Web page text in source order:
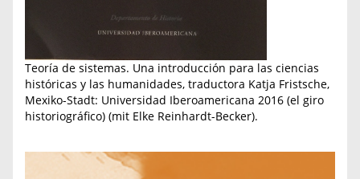
Teoría de sistemas. Una introducción para las ciencias
históricas y las humanidades, traductora Katja Fristsche,
Mexiko-Stadt: Universidad Iberoamericana 2016 (el giro
historiográfico) (mit Elke Reinhardt-Becker).